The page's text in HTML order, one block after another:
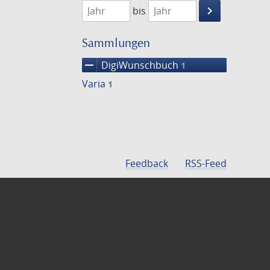
bis
keyboard_arrow_right
Suche
Sammlungen
remove DigiWunschbuch 1
Varia 1
Feedback RSS-Feed